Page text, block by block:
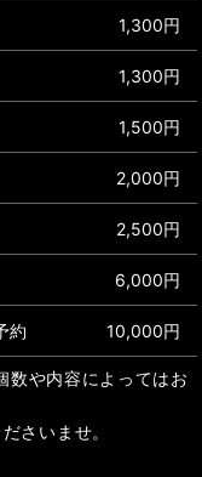
1,300円
1,300円
1,500円
2,000円
2,500円
6,000円
約 10,000円
や内容によってはお
さいませ。